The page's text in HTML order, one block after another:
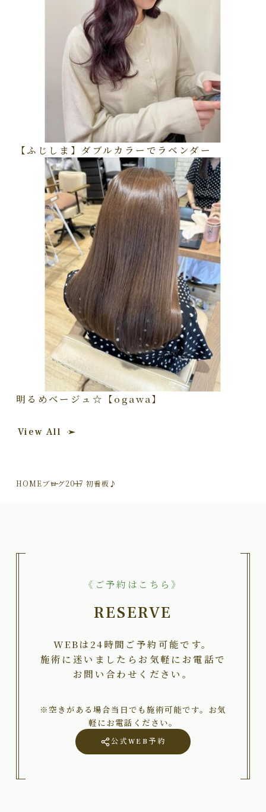
【ふじしま】ダブルカラーでラベンダー
明るめベージュ☆【ogawa】
View All
HOMEブログ2017 初看板♪
《ご予約はこちら》
RESERVE
WEBは24時間ご予約可能です。
施術に迷いましたらお気軽にお電話で
お問い合わせください。
※空きがある場合当日でも施術可能です。お気
軽にお電話ください。
公式WEB予約